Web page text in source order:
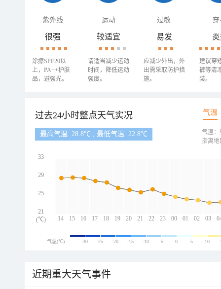
紫外线 运动 过敏 穿
很强
涂擦SPF20以
上，PA++护肤
品，避强光。
较适宜
请适当减少运动
时间，降低运动
强度。
易发
应减少外出，外
出需采取防护措
施。
建议穿
裤等清
装。
过去24小时整点天气实况 气温
最高气温: 28.8℃ , 最低气温: 22.8℃
14 15 16 17 18 19 20 21 22 23 00 01 02 03
33
29
25
21
(℃)
气温：
指离地
气温(℃) -30 -25 -20 -15 -10 -5 0 5 10
近期重大天气事件